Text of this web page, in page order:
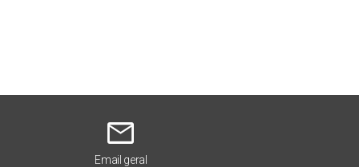
mail
Email geral